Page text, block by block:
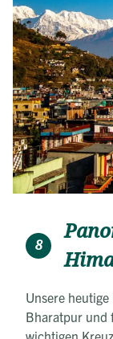
8
Unsere
Bharatpur und
wichtigen